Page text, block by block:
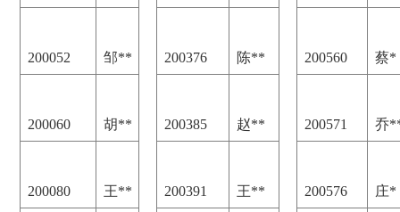
200052 邹** 200376 陈** 200560 蔡*
200060 胡** 200385 赵** 200571 乔
200080 王** 200391 王** 200576 庄*